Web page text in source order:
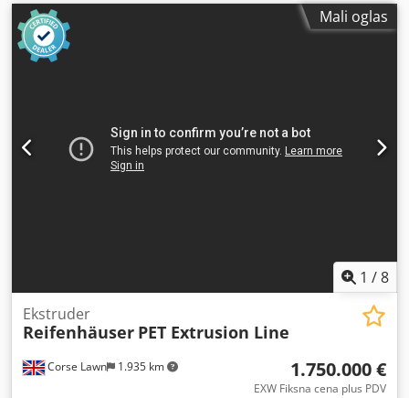
Mali oglas
1 /8
Corse Lawn 1.935 km
Ekstruder
Reifenhäuser PET Extrusion Line
1.750.000 €
EXW Fiksna cena plus PDV